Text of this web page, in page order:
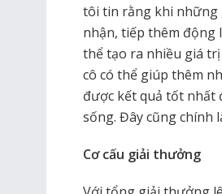
tôi tin rằng khi những
nhận, tiếp thêm động
thể tạo ra nhiều giá
cô có thể giúp thêm
được kết quả tốt nhất
sống. Đây cũng chính
Cơ cấu giải thưởng